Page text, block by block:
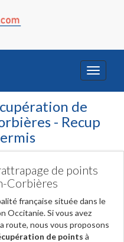
Toggle
de
- Recup
de points
Corbières
française située dans le
Occitanie. Si vous avez
route, nous vous proposons
de points à